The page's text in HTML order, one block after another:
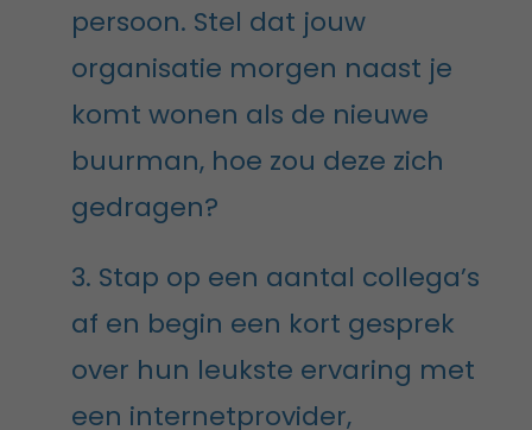
persoon. Stel dat jouw
organisatie morgen naast je
komt wonen als de nieuwe
buurman, hoe zou deze zich
gedragen?
3. Stap op een aantal collega’s
af en begin een kort gesprek
over hun leukste ervaring met
een internetprovider,